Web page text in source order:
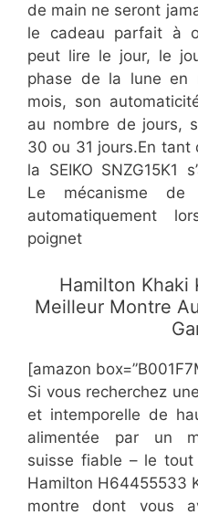
de main ne seront
le cadeau parfait à
peut lire le jour, le
phase de la lune en
mois, son
au nombre de jours,
30 ou 31 jours.En tant
la SEIKO SNZG15K1
Le mécanisme de
automatiquement
poignet
​Hamilton
Meilleur Montre
[amazon
Si vous recherchez
et intemporelle de
alimentée par un
suisse fiable – le
Hamilton H64455533
montre dont vous